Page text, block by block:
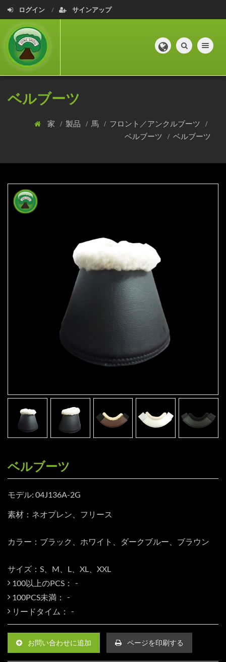
ログイン サインアップ
Toggle
ベルブーツ
家 製品 馬
フロント／アンクルブーツ
ベルブーツ
ベルブーツ
ベルブーツ
モデル: 04J136A-2G
素材：ネオプレン、フリース
カラー：ブラック、ホワイト、ダークブルー、ブラウン
サイズ：S、M、L、XL、XXL
100以上のPCS：
100PCS未満：
リードタイム：
お問い合わせに追加 ページを印刷する